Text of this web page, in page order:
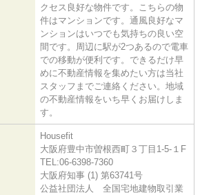
クセス良好な物件です。こちらの物
件はマンションです。通風良好なマ
ンションはいつでも気持ちの良い空
間です。周辺に駅が2つあるので電車
での移動が便利です。できるだけ早
めに不動産情報を集めたい方は当社
スタッフまでご連絡ください。地域
の不動産情報をいち早くお届けしま
す。
Housefit
大阪府豊中市曽根西町３丁目1-5-１F
TEL:06-6398-7360
大阪府知事 (1) 第63741号
公益社団法人 全国宅地建物取引業